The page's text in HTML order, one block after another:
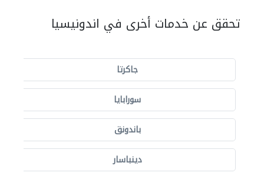
تحقق عن خدمات أخرى في اندونيسيا
جاكرتا
سورابايا
باندونق
دينباسار